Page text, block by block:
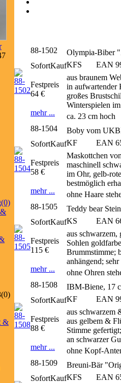
(0)
(0)
&
88-1502
Olympia-Biber
KFS
EAN
aus braunem
in aufwartender
großes
Winterspielen
ca. 23 cm hoch
SofortKauf
Festpreis
64 €
mehr ...
88-1504
Boby vom
KF
EAN
Maskottchen
maschinell
im Ohr, gelb-
bestmöglich
ohne Haare
SofortKauf
Festpreis
58 €
mehr ...
88-1505
Teddy bear
KS
EAN
aus
Sohlen
Brummstimme;
anhängend;
ohne Ohren
SofortKauf
Festpreis
115 €
mehr ...
88-1508
IBM-Biene, 17
KF
EAN
aus schwarzem
aus gelbem &
Stimme
an schwarzer
ohne Kopf-
SofortKauf
Festpreis
88 €
mehr ...
88-1509
Breuni-Bär
KFS
EAN
SofortKauf